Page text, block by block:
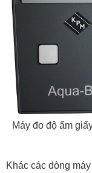
Máy đo độ ẩm
Khác các dòng